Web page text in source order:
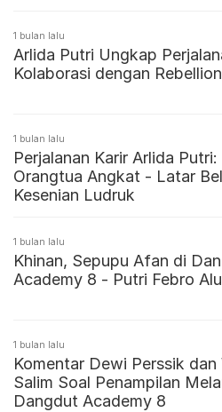
1 bulan lalu
Arlida Putri Ungkap
Kolaborasi dengan
1 bulan lalu
Perjalanan Karir Arlida
Orangtua Angkat - Latar
Kesenian Ludruk
1 bulan lalu
Khinan, Sepupu Afan di
Academy 8 - Putri Febro
1 bulan lalu
Komentar Dewi Perssik dan
Salim Soal Penampilan
Dangdut Academy 8